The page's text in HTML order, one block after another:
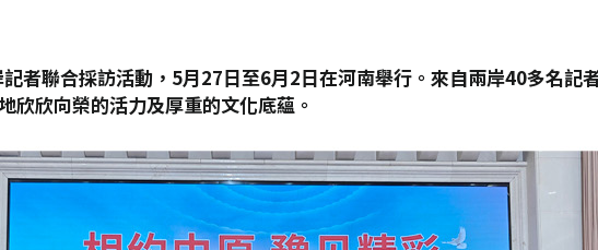
者聯合採訪活動，5月27日至6月2日在河南舉行。來自兩岸40多名記
欣欣向榮的活力及厚重的文化底蘊。